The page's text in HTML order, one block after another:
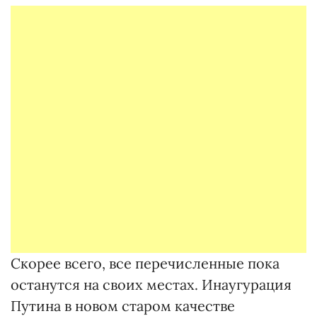
Скорее всего, все перечисленные пока
останутся на своих местах. Инаугурация
Путина в новом старом качестве